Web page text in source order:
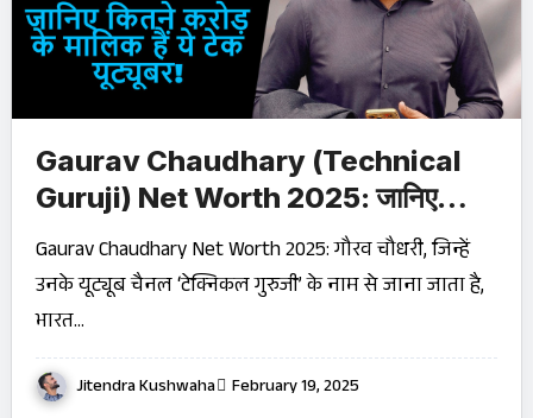
Gaurav Chaudhary (Technical
Guruji) Net Worth 2025: जानिए
कितने करोड़ के मालिक हैं ये टेक यूट्यूबर!
Gaurav Chaudhary Net Worth 2025: गौरव चौधरी, जिन्हें
उनके यूट्यूब चैनल ‘टेक्निकल गुरुजी’ के नाम से जाना जाता है,
भारत…
Jitendra Kushwaha February 19, 2025